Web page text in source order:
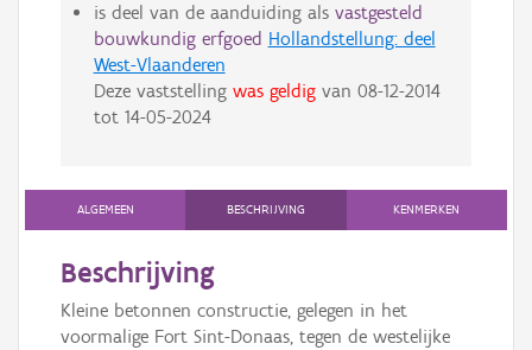
is deel van de aanduiding als vastgesteld
bouwkundig erfgoed Hollandstellung: deel
West-Vlaanderen
Deze vaststelling was geldigvan 08-12-2014
tot 14-05-2024
ALGEMEEN BESCHRIJVING KENMERKEN
Beschrijving
Kleine betonnen constructie, gelegen in het
voormalige Fort Sint-Donaas, tegen de westelijke